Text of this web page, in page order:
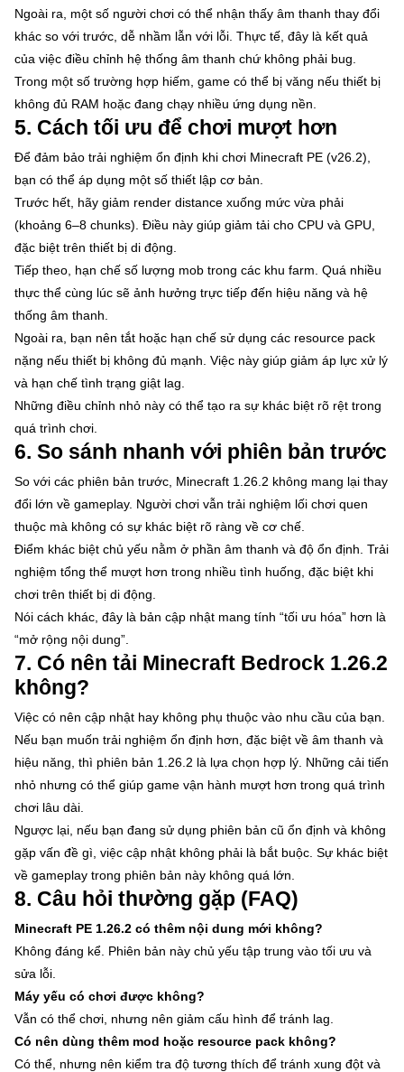
Ngoài ra, một số người chơi có thể nhận thấy âm thanh thay đổi
khác so với trước, dễ nhầm lẫn với lỗi. Thực tế, đây là kết quả
của việc điều chỉnh hệ thống âm thanh chứ không phải bug.
Trong một số trường hợp hiếm, game có thể bị văng nếu thiết bị
không đủ RAM hoặc đang chạy nhiều ứng dụng nền.
5. Cách tối ưu để chơi mượt hơn
Để đảm bảo trải nghiệm ổn định khi chơi Minecraft PE (v26.2),
bạn có thể áp dụng một số thiết lập cơ bản.
Trước hết, hãy giảm render distance xuống mức vừa phải
(khoảng 6–8 chunks). Điều này giúp giảm tải cho CPU và GPU,
đặc biệt trên thiết bị di động.
Tiếp theo, hạn chế số lượng mob trong các khu farm. Quá nhiều
thực thể cùng lúc sẽ ảnh hưởng trực tiếp đến hiệu năng và hệ
thống âm thanh.
Ngoài ra, bạn nên tắt hoặc hạn chế sử dụng các resource pack
nặng nếu thiết bị không đủ mạnh. Việc này giúp giảm áp lực xử lý
và hạn chế tình trạng giật lag.
Những điều chỉnh nhỏ này có thể tạo ra sự khác biệt rõ rệt trong
quá trình chơi.
6. So sánh nhanh với phiên bản trước
So với các phiên bản trước, Minecraft 1.26.2 không mang lại thay
đổi lớn về gameplay. Người chơi vẫn trải nghiệm lối chơi quen
thuộc mà không có sự khác biệt rõ ràng về cơ chế.
Điểm khác biệt chủ yếu nằm ở phần âm thanh và độ ổn định. Trải
nghiệm tổng thể mượt hơn trong nhiều tình huống, đặc biệt khi
chơi trên thiết bị di động.
Nói cách khác, đây là bản cập nhật mang tính “tối ưu hóa” hơn là
“mở rộng nội dung”.
7. Có nên tải Minecraft Bedrock 1.26.2
không?
Việc có nên cập nhật hay không phụ thuộc vào nhu cầu của bạn.
Nếu bạn muốn trải nghiệm ổn định hơn, đặc biệt về âm thanh và
hiệu năng, thì phiên bản 1.26.2 là lựa chọn hợp lý. Những cải tiến
nhỏ nhưng có thể giúp game vận hành mượt hơn trong quá trình
chơi lâu dài.
Ngược lại, nếu bạn đang sử dụng phiên bản cũ ổn định và không
gặp vấn đề gì, việc cập nhật không phải là bắt buộc. Sự khác biệt
về gameplay trong phiên bản này không quá lớn.
8. Câu hỏi thường gặp (FAQ)
Minecraft PE 1.26.2 có thêm nội dung mới không?
Không đáng kể. Phiên bản này chủ yếu tập trung vào tối ưu và
sửa lỗi.
Máy yếu có chơi được không?
Vẫn có thể chơi, nhưng nên giảm cấu hình để tránh lag.
Có nên dùng thêm mod hoặc resource pack không?
Có thể, nhưng nên kiểm tra độ tương thích để tránh xung đột và